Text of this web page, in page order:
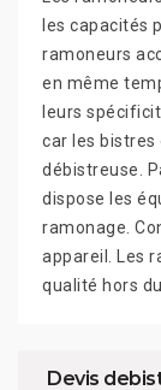
les capacités
ramoneurs
en même
leurs
car les bistres
débistreuse.
dispose les
ramonage.
appareil. Les
qualité hors
Devis